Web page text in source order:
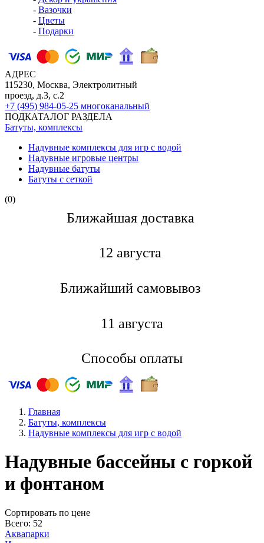
- Вазочки
- Цветы
- Подарки
АДРЕС
115230, Москва, Электролитный
проезд, д.3, с.2
+7 (495) 984-05-25 многоканальный
ПОДКАТАЛОГ РАЗДЕЛА
Батуты, комплексы
Надувные комплексы для игр с водой
Надувные игровые центры
Надувные батуты
Батуты с сеткой
(0)
Ближайшая доставкa
12 августа
Ближайший самовывоз
11 августа
Способы оплаты
Главная
Батуты, комплексы
Надувные комплексы для игр с водой
Надувные бассейны с горкой
и фонтаном
Cортировать по цене
Всего: 52
Аквапарки